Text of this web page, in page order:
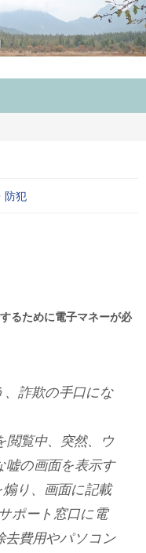
防犯
るために電子マネーが必
詐欺の手口にな
覧中、突然、ウ
の画面を表示す
り、画面に記載
ポート窓口に電
費用やパソコン